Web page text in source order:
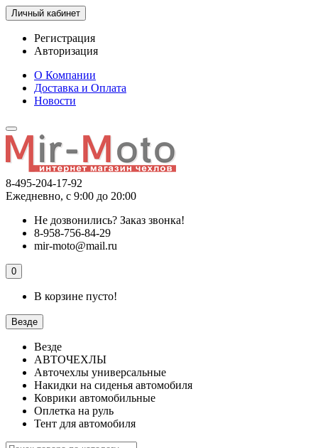
Личный кабинет
Регистрация
Авторизация
О Компании
Доставка и Оплата
Новости
8-495-204-17-92
Ежедневно, с 9:00 до 20:00
Не дозвонились? Заказ звонка!
8-958-756-84-29
mir-moto@mail.ru
0
В корзине пусто!
Везде
Везде
АВТОЧЕХЛЫ
Авточехлы универсальные
Накидки на сиденья автомобиля
Коврики автомобильные
Оплетка на руль
Тент для автомобиля